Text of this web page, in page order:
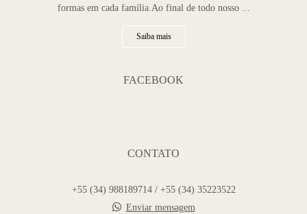
formas em cada família.Ao final de todo nosso ...
Saiba mais
FACEBOOK
CONTATO
+55 (34) 988189714 / +55 (34) 35223522
Enviar mensagem